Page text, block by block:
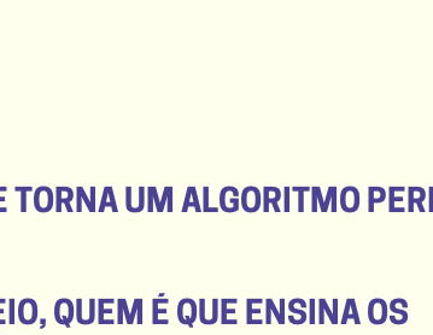
UM ALGORITMO
QUEM É QUE ENSINA OS